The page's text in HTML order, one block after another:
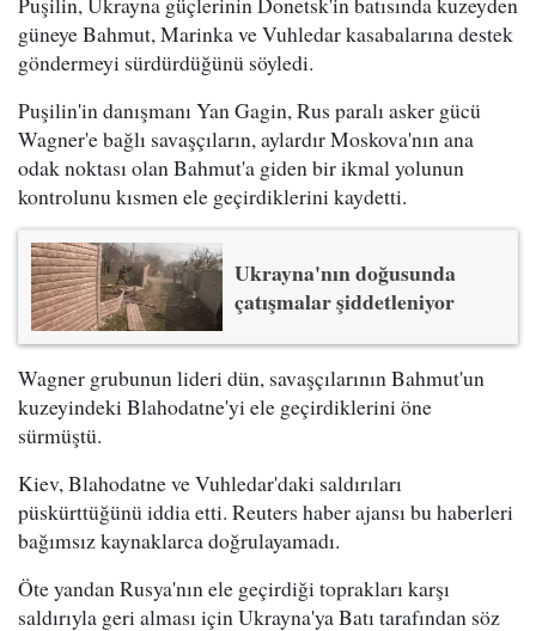
güneye Bahmut, Marinka ve Vuhledar kasabalarına destek
göndermeyi sürdürdüğünü söyledi.
Puşilin'in danışmanı Yan Gagin, Rus paralı asker gücü
Wagner'e bağlı savaşçıların, aylardır Moskova'nın ana
odak noktası olan Bahmut'a giden bir ikmal yolunun
kontrolunu kısmen ele geçirdiklerini kaydetti.
Ukrayna'nın doğusunda
çatışmalar şiddetleniyor
Wagner grubunun lideri dün, savaşçılarının Bahmut'un
kuzeyindeki Blahodatne'yi ele geçirdiklerini öne
sürmüştü.
Kiev, Blahodatne ve Vuhledar'daki saldırıları
püskürttüğünü iddia etti. Reuters haber ajansı bu haberleri
bağımsız kaynaklarca doğrulayamadı.
Öte yandan Rusya'nın ele geçirdiği toprakları karşı
saldırıyla geri alması için Ukrayna'ya Batı tarafından söz